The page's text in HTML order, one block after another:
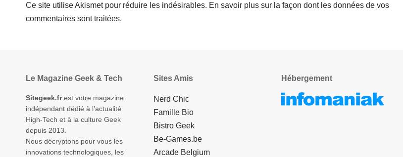
Ce site utilise Akismet pour réduire les indésirables. En savoir plus sur la façon dont les données de vos
commentaires sont traitées.
Le Magazine Geek & Tech
Sitegeek.frest votre magazine
indépendant dédié à l’actualité
High-Tech et à la culture Geek
depuis 2013.
Nous décryptons pour vous les
innovations technologiques, les
Sites Amis
Nerd Chic
Famille Bio
Bistro Geek
Be-Games.be
Arcade Belgium
Hébergement